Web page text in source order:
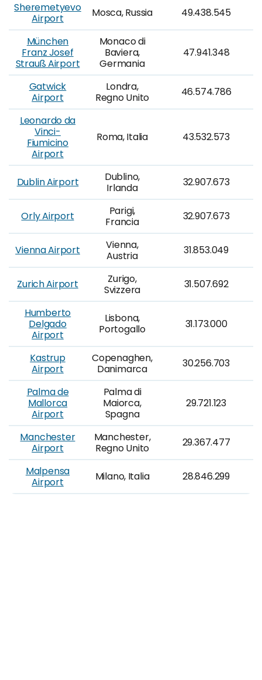
Sheremetyevo
Airport
Mosca, Russia 49.438.545
München
Franz Josef
Strauß Airport
Monaco di
Baviera,
Germania
47.941.348
Gatwick
Airport
Londra,
Regno Unito
46.574.786
Leonardo da
Vinci-
Fiumicino
Airport
Roma, Italia 43.532.573
Dublin Airport
Dublino,
Irlanda
32.907.673
Orly Airport
Parigi,
Francia
32.907.673
Vienna Airport
Vienna,
Austria
31.853.049
Zurich Airport
Zurigo,
Svizzera
31.507.692
Humberto
Delgado
Airport
Lisbona,
Portogallo
31.173.000
Kastrup
Airport
Copenaghen,
Danimarca
30.256.703
Palma de
Mallorca
Airport
Palma di
Maiorca,
Spagna
29.721.123
Manchester
Airport
Manchester,
Regno Unito
29.367.477
Malpensa
Airport
Milano, Italia 28.846.299